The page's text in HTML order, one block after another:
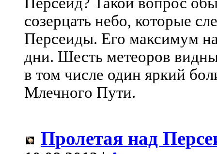
созерцать небо, которые
Персеиды. Его максимум
дни. Шесть метеоров
в том числе один яркий
Млечного Пути.
Пролетая над